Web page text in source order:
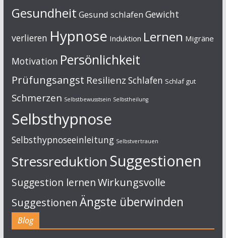
Gesundheit Gesund schlafen Gewicht
verlieren Hypnose Induktion Lernen Migräne
Motivation Persönlichkeit
Prüfungsangst Resilienz Schlafen Schlaf gut
Schmerzen Selbstbewusstsein Selbstheilung
Selbsthypnose
Selbsthypnoseeinleitung Selbstvertrauen
StressreduktionSuggestionen
Suggestion lernenWirkungsvolle
Suggestionen Ängste überwinden
Blog